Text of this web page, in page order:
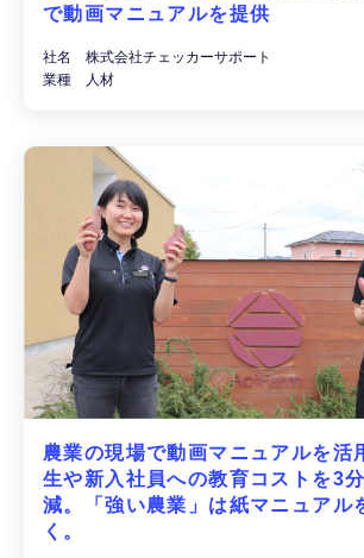
で動画マニュアルを提供
社名 株式会社チェッカーサポート
業種 人材
農業の現場で動画マニュアルを活
生や新入社員への教育コストを3
減。「強い農業」は紙マニュアル
く。